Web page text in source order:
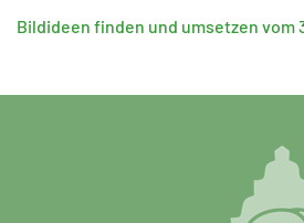
Bildideen finden und umsetzen vom